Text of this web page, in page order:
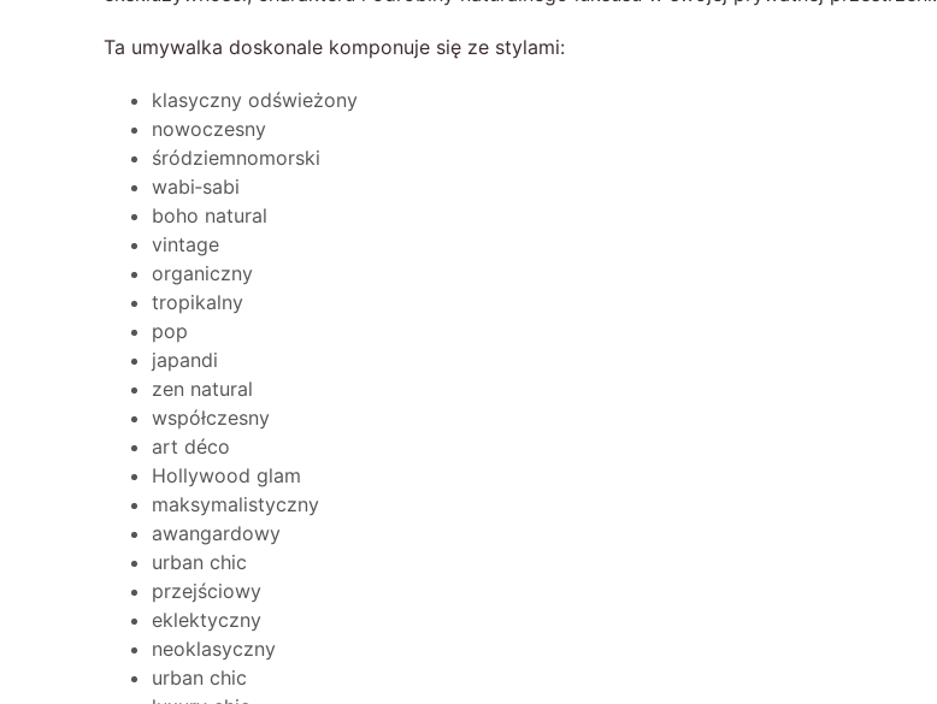
Ta umywalka doskonale komponuje się ze stylami:
klasyczny odświeżony
nowoczesny
śródziemnomorski
wabi‑sabi
boho natural
vintage
organiczny
tropikalny
pop
japandi
zen natural
współczesny
art déco
Hollywood glam
maksymalistyczny
awangardowy
urban chic
przejściowy
eklektyczny
neoklasyczny
urban chic